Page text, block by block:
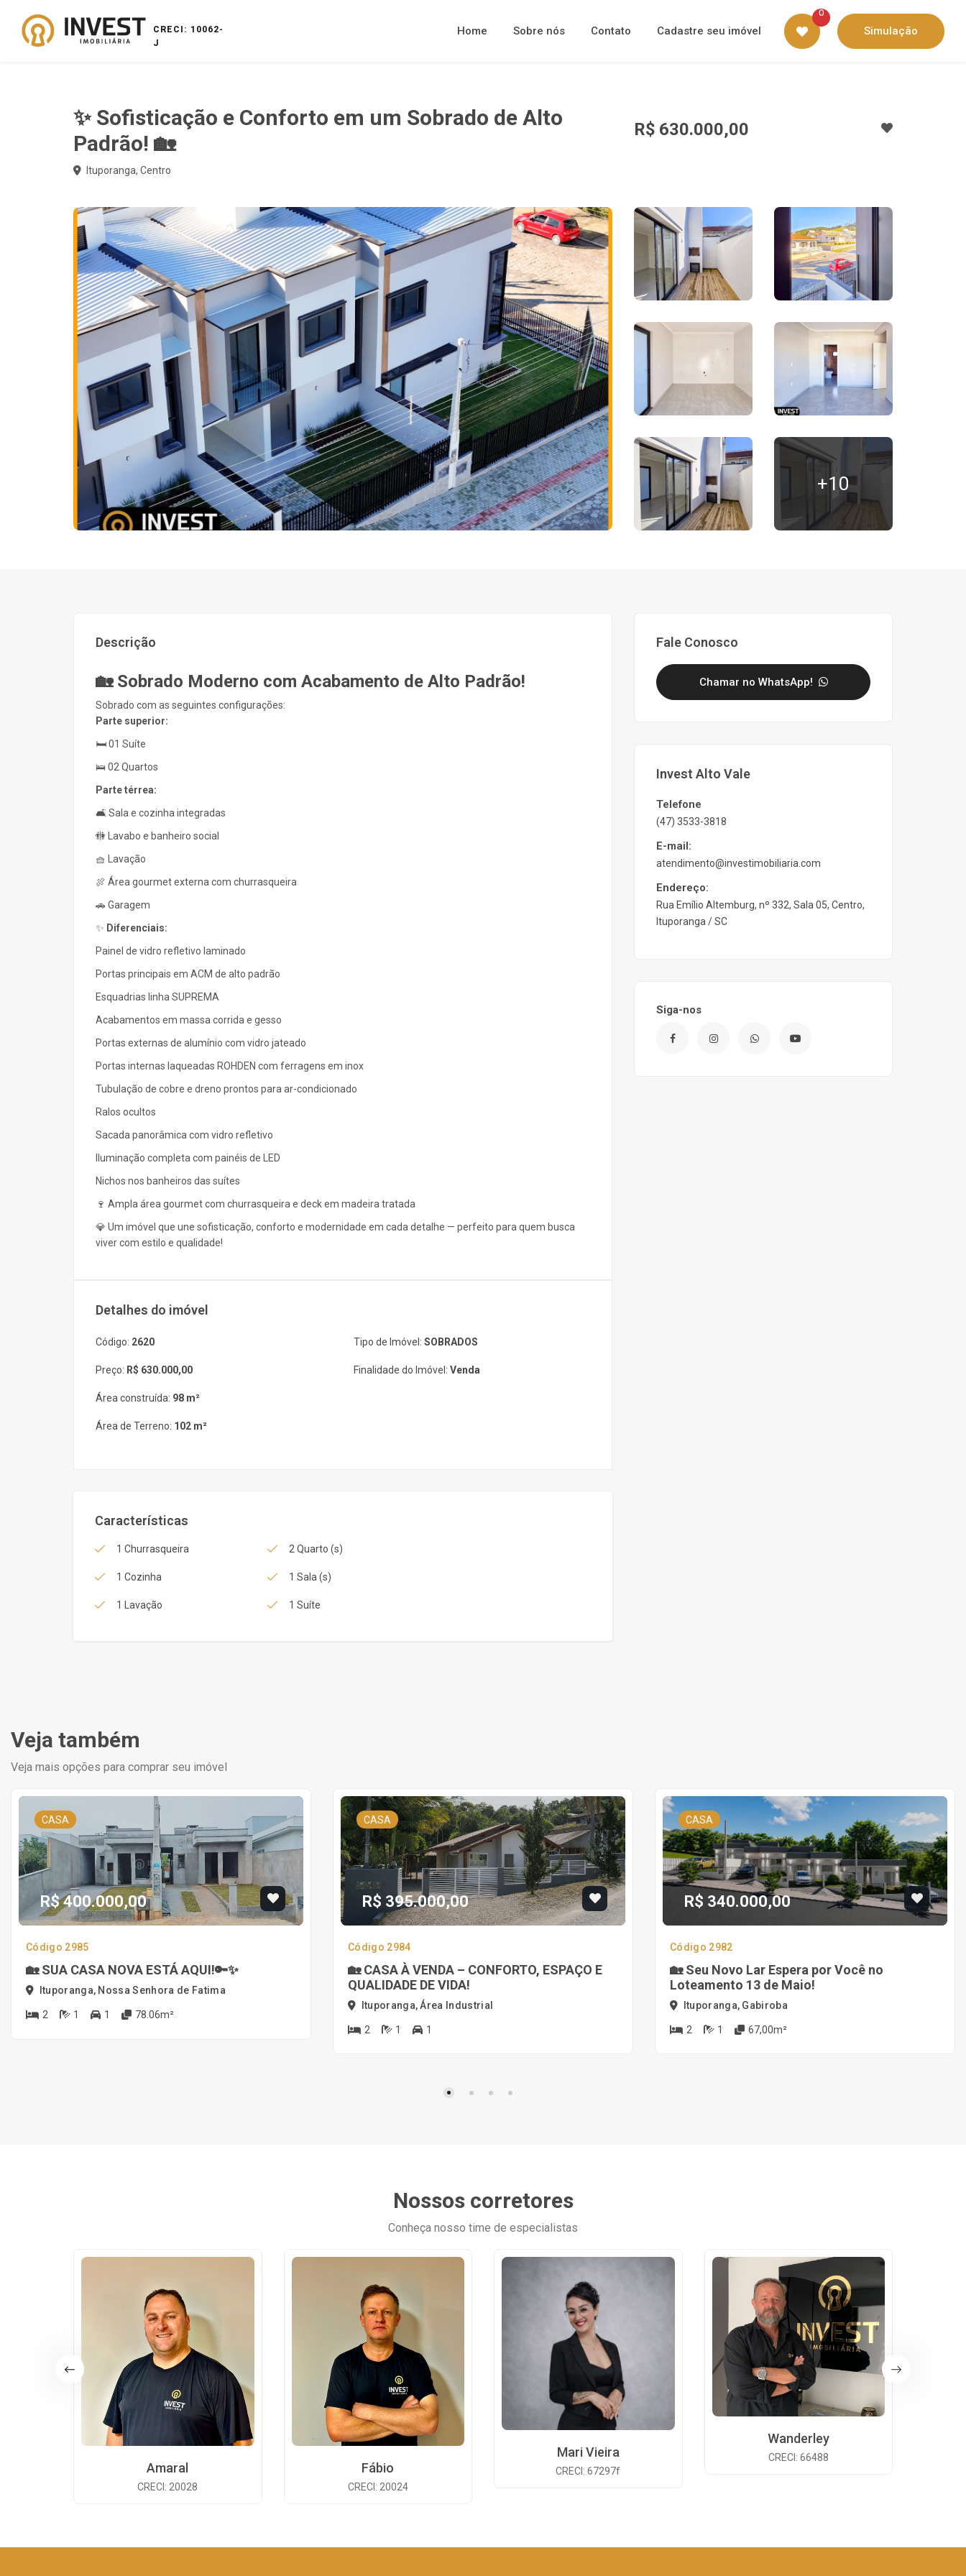
CRECI: 10062-
J
Home Sobre nós Contato Cadastre seu imóvel
0
Simulação
✨ Sofisticação e Conforto em um Sobrado de Alto
Padrão! 🏡
Ituporanga, Centro
R$ 630.000,00
+10
Descrição
🏡 Sobrado Moderno com Acabamento de Alto Padrão!
Sobrado com as seguintes configurações:
Parte superior:
🛏️ 01 Suíte
🛌 02 Quartos
Parte térrea:
🛋️ Sala e cozinha integradas
🚻 Lavabo e banheiro social
🧺 Lavação
🍖 Área gourmet externa com churrasqueira
🚗 Garagem
✨ Diferenciais:
Painel de vidro refletivo laminado
Portas principais em ACM de alto padrão
Esquadrias linha SUPREMA
Acabamentos em massa corrida e gesso
Portas externas de alumínio com vidro jateado
Portas internas laqueadas ROHDEN com ferragens em inox
Tubulação de cobre e dreno prontos para ar-condicionado
Ralos ocultos
Sacada panorâmica com vidro refletivo
Iluminação completa com painéis de LED
Nichos nos banheiros das suítes
🍷 Ampla área gourmet com churrasqueira e deck em madeira tratada
💎 Um imóvel que une sofisticação, conforto e modernidade em cada detalhe — perfeito para quem busca
viver com estilo e qualidade!
Detalhes do imóvel
Código: 2620
Preço: R$ 630.000,00
Área construída: 98 m²
Área de Terreno: 102 m²
Tipo de Imóvel: SOBRADOS
Finalidade do Imóvel: Venda
Características
1 Churrasqueira
1 Cozinha
1 Lavação
2 Quarto (s)
1 Sala (s)
1 Suíte
Fale Conosco
Chamar no WhatsApp!
Invest Alto Vale
Telefone
(47) 3533-3818
E-mail:
atendimento@investimobiliaria.com
Endereço:
Rua Emílio Altemburg, nº 332, Sala 05, Centro,
Ituporanga / SC
Siga-nos
Veja também
Veja mais opções para comprar seu imóvel
CASA
R$ 400.000,00
Código 2985
🏡 SUA CASA NOVA ESTÁ AQUI!🔑✨
Ituporanga, Nossa Senhora de Fatima
2 1 1 78.06m²
CASA
R$ 395.000,00
Código 2984
🏡 CASA À VENDA – CONFORTO, ESPAÇO E
QUALIDADE DE VIDA!
Ituporanga, Área Industrial
2 1 1
CASA
R$ 340.000,00
Código 2982
🏡 Seu Novo Lar Espera por Você no
Loteamento 13 de Maio!
Ituporanga, Gabiroba
2 1 67,00m²
Nossos corretores
Conheça nosso time de especialistas
Amaral
CRECI: 20028
Fábio
CRECI: 20024
Mari Vieira
CRECI: 67297f
Wanderley
CRECI: 66488